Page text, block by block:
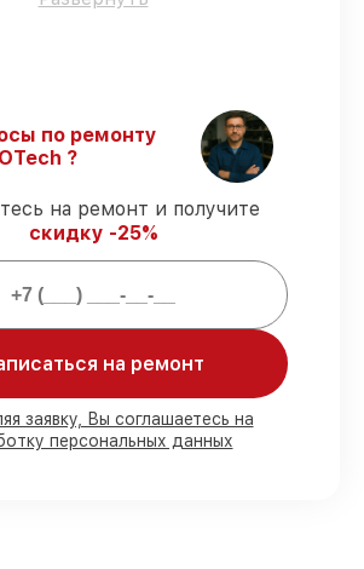
ремонт в четко
услуги и комплектующие
сервисной гарантией.
выполняем в вашем
EOTech готовы к
в Казани, остальные
комплектующие
и качественные аналоги– для
по ремонту
?
на ремонт и получите
скидку -25%
на ремонт
заявку, Вы соглашаетесь на
персональных данных